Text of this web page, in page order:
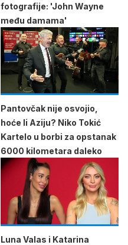
fotografije: 'John Wayne
među damama'
Pantovčak nije osvojio,
hoće li Aziju? Niko Tokić
Kartelo u borbi za opstanak
6000 kilometara daleko
Luna Valas i Katarina